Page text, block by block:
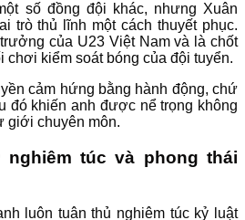
số đồng đội khác, nhưng Xuân
trò thủ lĩnh một cách thuyết phục.
của U23 Việt Nam và là chốt
chơi kiểm soát bóng của đội tuyển.
cảm hứng bằng hành động, chứ
đó khiến anh được nể trọng không
giới chuyên môn.
túc và phong thái
luôn tuân thủ nghiêm túc kỷ luật